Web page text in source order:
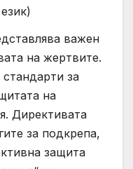
важен
на жертвите.
за
на
Директивата
за подкрепа,
защита